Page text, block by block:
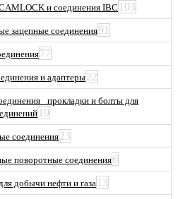
и соединения IBC 103
зацепные соединения91
77
и адаптеры22
прокладки и болты для
19
соединения23
поворотные соединения6
добычи нефти и газа 13